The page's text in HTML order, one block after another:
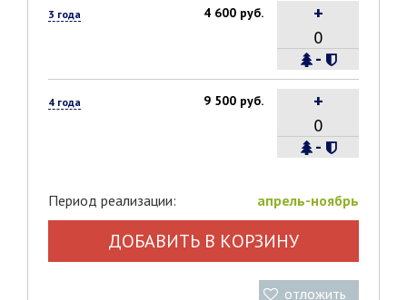
3 года 4 600 руб.
-
+
4 года 9 500 руб.
-
+
Период реализации: апрель-ноябрь
ДОБАВИТЬ В КОРЗИНУ
отложить